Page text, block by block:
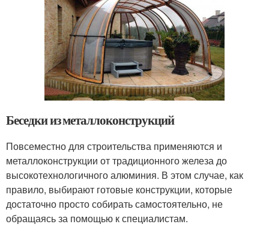
Беседки из металлоконструкций
Повсеместно для строительства применяются и
металлоконструкции от традиционного железа до
высокотехнологичного алюминия. В этом случае, как
правило, выбирают готовые конструкции, которые
достаточно просто собирать самостоятельно, не
обращаясь за помощью к специалистам.